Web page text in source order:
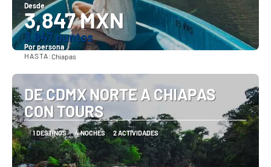
Desde
3,847 MXN
3.847 puntos
Por persona
HASTA:Chiapas
DE CDMX NORTE A CHIAPAS
CON TOURS
1 DESTINOS 4 NOCHES 2 ACTIVIDADES